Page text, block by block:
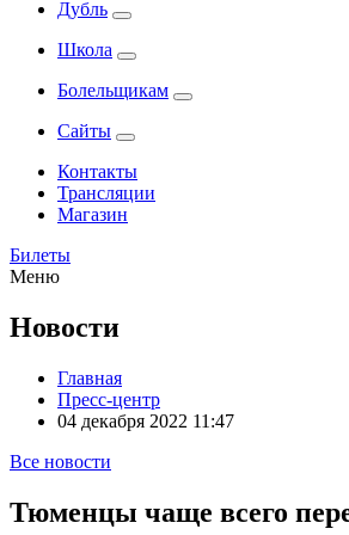
Дубль
Школа
Болельщикам
Сайты
Контакты
Трансляции
Магазин
Билеты
Меню
Новости
Главная
Пресс-центр
04 декабря 2022 11:47
Все новости
Тюменцы чаще всего